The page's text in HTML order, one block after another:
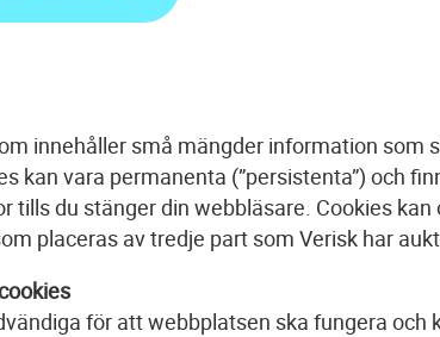
innehåller små mängder information som
kan vara permanenta (”persistenta”) och
tills du stänger din webbläsare. Cookies
placeras av tredje part som Verisk har
för att webbplatsen ska fungera